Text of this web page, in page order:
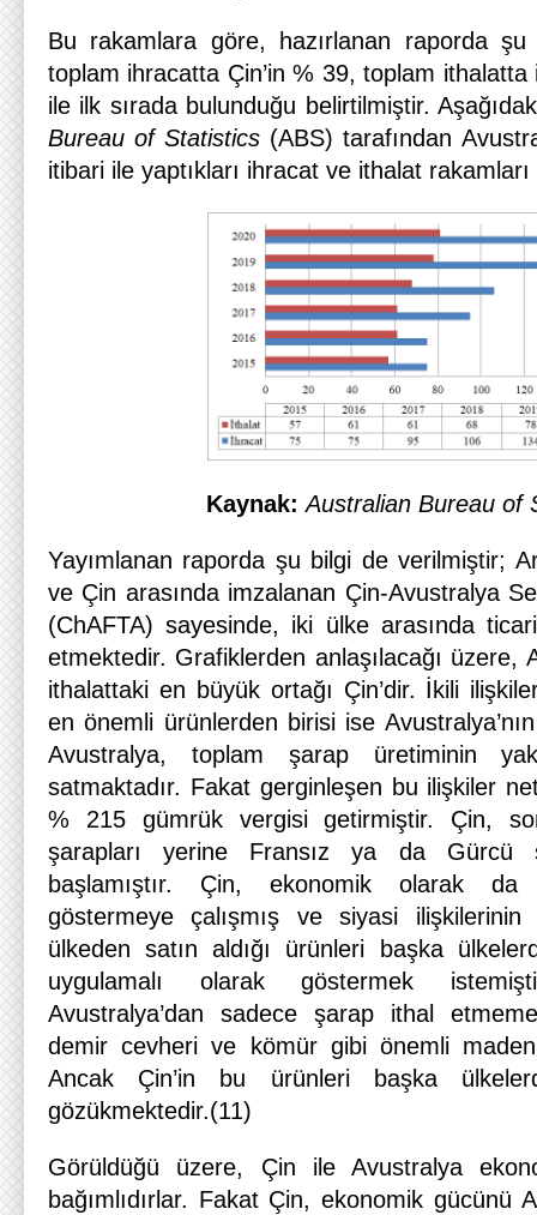
Bu rakamlara göre, hazırlanan raporda
toplam ihracatta Çin’in % 39, toplam ithalatta
ile ilk sırada bulunduğu belirtilmiştir.
Bureau of Statistics (ABS) tarafından
itibari ile yaptıkları ihracat ve ithalat
Kaynak: Australian Bureau of
Yayımlanan raporda şu bilgi de verilmiştir;
ve Çin arasında imzalanan Çin-Avustralya
(ChAFTA) sayesinde, iki ülke arasında
etmektedir. Grafiklerden anlaşılacağı üzere,
ithalattaki en büyük ortağı Çin’dir. İkili
en önemli ürünlerden birisi ise
Avustralya, toplam şarap üretiminin
satmaktadır. Fakat gerginleşen bu ilişkiler
% 215 gümrük vergisi getirmiştir. Çin,
şarapları yerine Fransız ya da Gürcü
başlamıştır. Çin, ekonomik olarak da
göstermeye çalışmış ve siyasi
ülkeden satın aldığı ürünleri başka
uygulamalı olarak göstermek
Avustralya’dan sadece şarap ithal
demir cevheri ve kömür gibi önemli
Ancak Çin’in bu ürünleri başka
gözükmektedir.(11)
Görüldüğü üzere, Çin ile Avustralya
bağımlıdırlar. Fakat Çin, ekonomik gücünü